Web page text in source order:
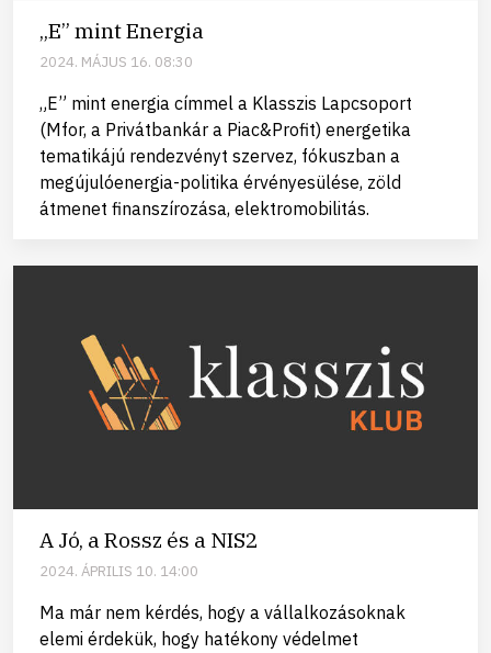
„E” mint Energia
2024. MÁJUS 16. 08:30
„E” mint energia címmel a Klasszis Lapcsoport
(Mfor, a Privátbankár a Piac&Profit) energetika
tematikájú rendezvényt szervez, fókuszban a
megújulóenergia-politika érvényesülése, zöld
átmenet finanszírozása, elektromobilitás.
A Jó, a Rossz és a NIS2
2024. ÁPRILIS 10. 14:00
Ma már nem kérdés, hogy a vállalkozásoknak
elemi érdekük, hogy hatékony védelmet